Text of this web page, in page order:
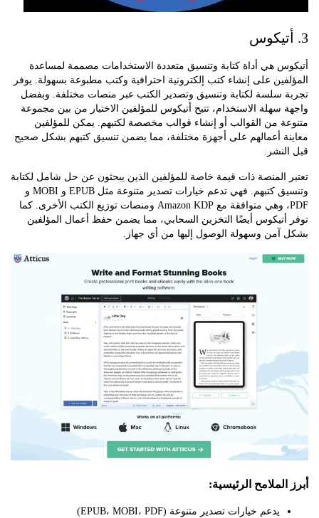
هي أداة كتابة وتنسيق متعددة الاستخدامات مصممة لمساعدة
على إنشاء كتب إلكترونية احترافية وكتب مطبوعة بسهولة. يوفر
سلسة لكتابة وتنسيق وتصدير الكتب عبر منصات مختلفة. وبفضل
سهلة الاستخدام، تتيح أتيكوس للمؤلفين الاختيار من بين مجموعة
من القوالب أو إنشاء قوالب مخصصة لكتبهم. يمكن للمؤلفين
أعمالهم على أجهزة مختلفة، مما يضمن تنسيق كتبهم بشكل صحيح
المنصة ذات قيمة خاصة للمؤلفين الذين يبحثون عن حل شامل لكتابة
وتنسيق كتبهم. فهي تدعم خيارات تصدير متنوعة مثل EPUB و MOBI و
PDF، وهي متوافقة مع Amazon KDP ومنصات توزيع الكتب الأخرى. كما
أيضًا التخزين السحابي، مما يضمن حفظ أعمال المؤلفين
وسهولة الوصول إليها من أي جهاز.
الرئيسية:
يدعم خيارات تصدير متنوعة (EPUB، MOBI، PDF)